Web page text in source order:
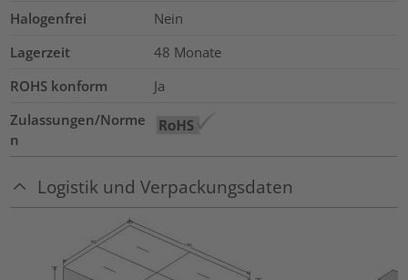
Halogenfrei
Nein
Lagerzeit
48 Monate
ROHS konform
Ja
Zulassungen/Norme
n
Logistik und Verpackungsdaten